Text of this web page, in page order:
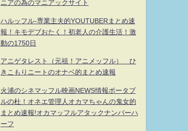
ニアの為のマニアックサイト
ハルッフル-専業主夫的YOUTUBERまとめ速
報！キモデブおたく！初老人の介護生活！激
動の1750日
アニゲタレスト（元祖！アニメッフル） ひ
きこもりニートのオナベ的まとめ速報
火浦のシネマッフル映画NEWS情報ポータブ
ルの杜！オネエ管理人オカマちゃんの鬼女的
まとめ速報!オカマッフルアタックナンバーハ
ーフ